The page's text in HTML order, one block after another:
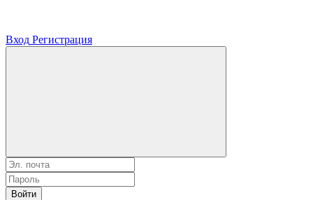
Вход Регистрация
Войти